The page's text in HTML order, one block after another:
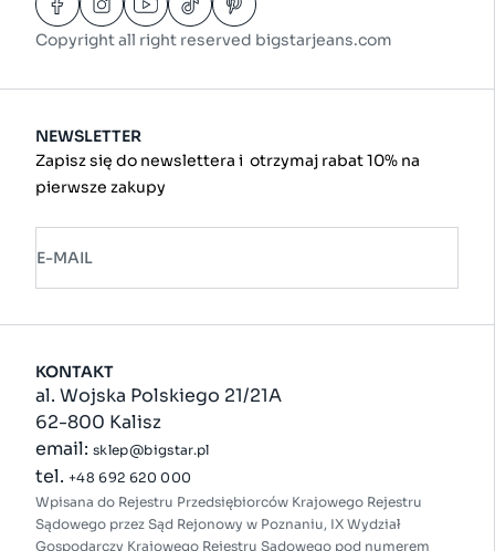
KONTAKT
al. Wojska Polskiego 21/21A
62-800 Kalisz
email: sklep@bigstar.pl
tel. +48 692 620 000
Wpisana do Rejestru Przedsiębiorców Krajowego Rejestru
Sądowego przez Sąd Rejonowy w Poznaniu, IX Wydział
Gospodarczy Krajowego Rejestru Sądowego pod numerem
Copyright all right reserved bigstarjeans.com
NEWSLETTER
Zapisz się do newslettera i otrzymaj rabat 10% na
pierwsze zakupy
E-MAIL